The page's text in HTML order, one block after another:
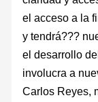
el acceso a la
y tendrá???
el desarrollo
involucra a
Carlos Reyes,